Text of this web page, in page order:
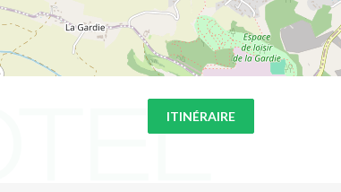
ITINÉRAIRE